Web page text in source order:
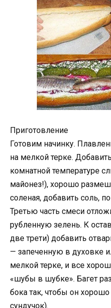
Приготовление
Готовим начинку.
на мелкой терке.
комнатной температуре
майонез!), хорошо
соленая, добавить соль,
Третью часть смеси
рубленную зелень. К
две трети) добавить
— запеченную в духовке
мелкой терке, и все
«шубы в шубке». Багет
бока так, чтобы он
сундучок).